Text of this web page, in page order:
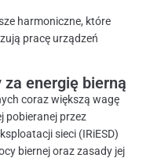
harmoniczne, które
pracę urządzeń
za energię bierną
coraz większą wagę
pobieranej przez
sieci (IRiESD)
biernej oraz zasady jej